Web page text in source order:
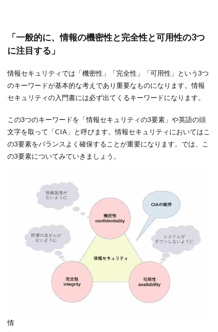
「一般的に、情報の機密性と完全性と可用性の3つ
に注目する」
情報セキュリティでは「機密性」「完全性」「可用性」という3つ
のキーワードが基本的な考えであり重要なものになります。情報
セキュリティの入門書には必ず出てくるキーワードになります。
この3つのキーワードを「情報セキュリティの3要素」や英語の頭
文字を取って「CIA」と呼びます。情報セキュリティにおいてはこ
の3要素をバランスよく確保することが重要になります。では、こ
の3要素についてみていきましょう。
情